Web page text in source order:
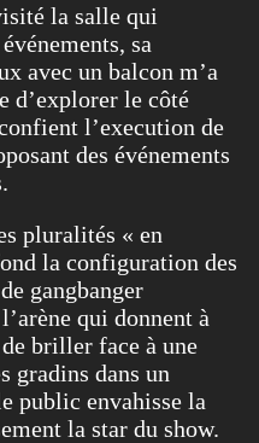
la salle qui
sa
avec un balcon m’a
d’explorer le côté
l’execution de
des événements
pluralités « en
la configuration des
gangbanger
qui donnent à
briller face à une
gradins dans un
public envahisse la
la star du show.